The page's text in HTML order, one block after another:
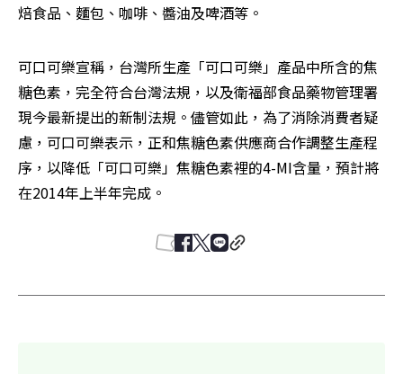
焙食品、麵包、咖啡、醬油及啤酒等。
可口可樂宣稱，台灣所生產「可口可樂」產品中所含的焦
糖色素，完全符合台灣法規，以及衛福部食品藥物管理署
現今最新提出的新制法規。儘管如此，為了消除消費者疑
慮，可口可樂表示，正和焦糖色素供應商合作調整生產程
序，以降低「可口可樂」焦糖色素裡的4-MI含量，預計將
在2014年上半年完成。